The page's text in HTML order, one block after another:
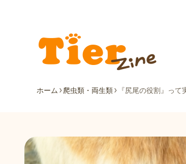
ホーム 爬虫類・両生類 『尻尾の役割』っ